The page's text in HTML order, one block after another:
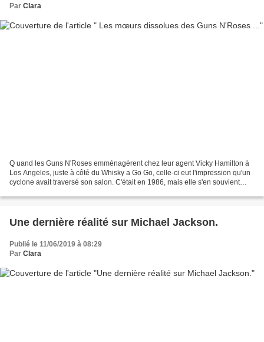
Par Clara
Q uand les Guns N'Roses emménagèrent chez leur agent Vicky Hamilton à
Los Angeles, juste à côté du Whisky a Go Go, celle-ci eut l'impression qu'un
cyclone avait traversé son salon. C'était en 1986, mais elle s'en souvient
Une dernière réalité sur Michael Jackson.
Publié le 11/06/2019 à 08:29
Par Clara